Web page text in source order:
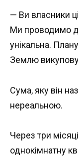
— Ви власники
Ми проводимо
унікальна.
Землю
Сума, яку він
нереальною.
Через три
однокімнатну